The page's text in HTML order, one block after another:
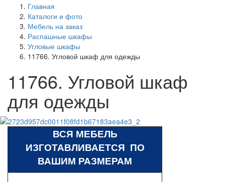
Главная
Каталоги и фото
Мебель на заказ
Распашные шкафы
Угловые шкафы
11766. Угловой шкаф для одежды
11766. Угловой шкаф
для одежды
ВСЯ МЕБЕЛЬ
ИЗГОТАВЛИВАЕТСЯ ПО
ВАШИМ РАЗМЕРАМ